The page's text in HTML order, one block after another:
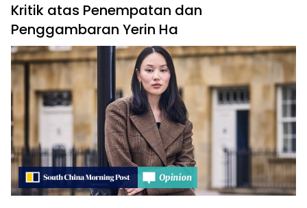
Kritik atas Penempatan dan
Penggambaran Yerin Ha